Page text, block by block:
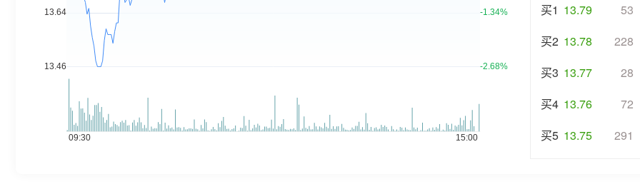
买1 13.79
53
买2 13.78
228
买3 13.77
28
买4 13.76
72
买5 13.75 291